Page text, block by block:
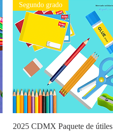
Quick View
Segundo grado
2025 CDMX Paquete de útiles